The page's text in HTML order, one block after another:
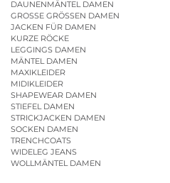
DAUNENMÄNTEL DAMEN
GROSSE GRÖSSEN DAMEN
JACKEN FÜR DAMEN
KURZE RÖCKE
LEGGINGS DAMEN
MÄNTEL DAMEN
MAXIKLEIDER
MIDIKLEIDER
SHAPEWEAR DAMEN
STIEFEL DAMEN
STRICKJACKEN DAMEN
SOCKEN DAMEN
TRENCHCOATS
WIDELEG JEANS
WOLLMÄNTEL DAMEN